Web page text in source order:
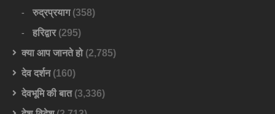
रुद्रप्रयाग(358)
हरिद्वार(295)
क्या आप जानते हो(2,785)
देव दर्शन(160)
देवभूमि की बात(3,336)